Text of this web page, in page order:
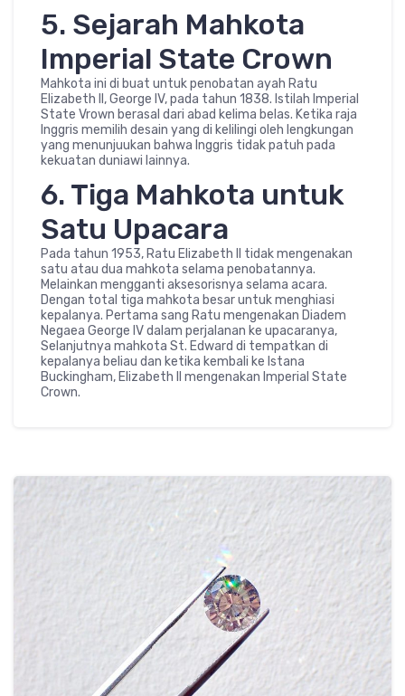
5. Sejarah Mahkota
Imperial State Crown
Mahkota ini di buat untuk penobatan ayah Ratu
Elizabeth II, George IV, pada tahun 1838. Istilah Imperial
State Vrown berasal dari abad kelima belas. Ketika raja
Inggris memilih desain yang di kelilingi oleh lengkungan
yang menunjuukan bahwa Inggris tidak patuh pada
kekuatan duniawi lainnya.
6. Tiga Mahkota untuk
Satu Upacara
Pada tahun 1953, Ratu Elizabeth II tidak mengenakan
satu atau dua mahkota selama penobatannya.
Melainkan mengganti aksesorisnya selama acara.
Dengan total tiga mahkota besar untuk menghiasi
kepalanya. Pertama sang Ratu mengenakan Diadem
Negaea George IV dalam perjalanan ke upacaranya,
Selanjutnya mahkota St. Edward di tempatkan di
kepalanya beliau dan ketika kembali ke Istana
Buckingham, Elizabeth II mengenakan Imperial State
Crown.